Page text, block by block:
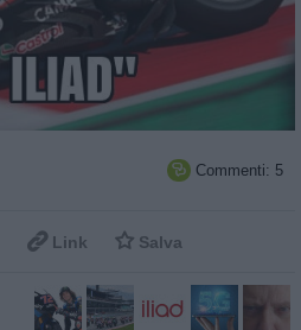
 Commenti: 5
 Link  Salva